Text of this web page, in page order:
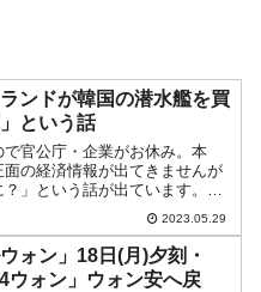
ランドが韓国の潜水艦を買
という話
で官公庁・企業がお休み。本
面の経済情報が出てきませんが
？」という話が出ています。韓
兵器の大量購入を決めたポーラ
が、韓国メディアは「韓国の潜
うかも」という報道を出してい
毎日経済』の記事は...
2023.05.29
ウォン」18日(月)夕刻・
ウォン」ウォン安へ戻